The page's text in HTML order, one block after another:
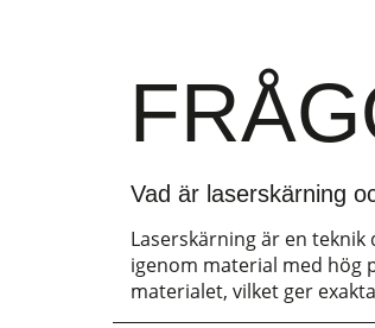
Vad är laserskärning
Laserskärning är en
igenom material med hög
materialet, vilket ger